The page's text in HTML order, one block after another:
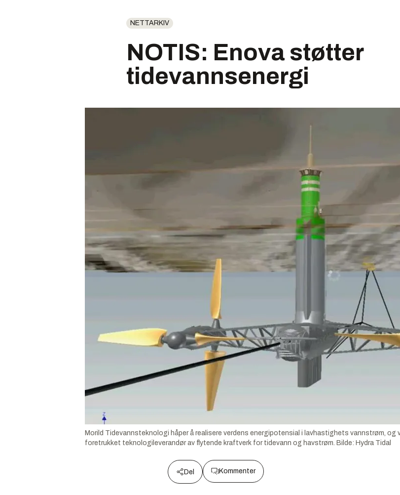
NETTARKIV
NOTIS: Enova støtter
tidevannsenergi
Morild Tidevannsteknologi håper å realisere verdens energipotensial i lavhastighets vannstrøm, og
foretrukket teknologileverandør av flytende kraftverk for tidevann og havstrøm. Bilde: Hydra Tidal
Del Kommenter